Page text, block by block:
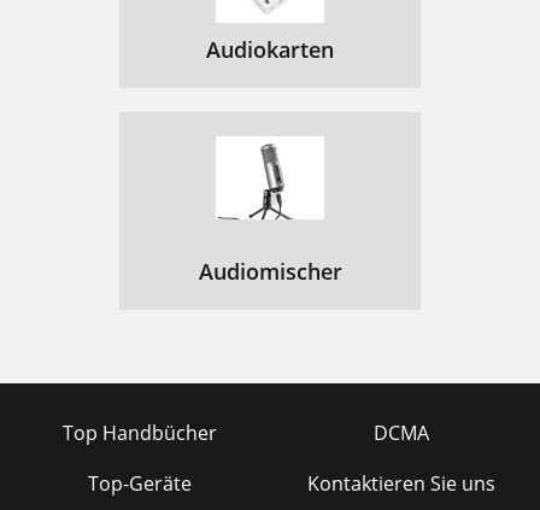
Audiokarten
Audiomischer
Top Handbücher
Top-Geräte
DCMA
Kontaktieren Sie uns